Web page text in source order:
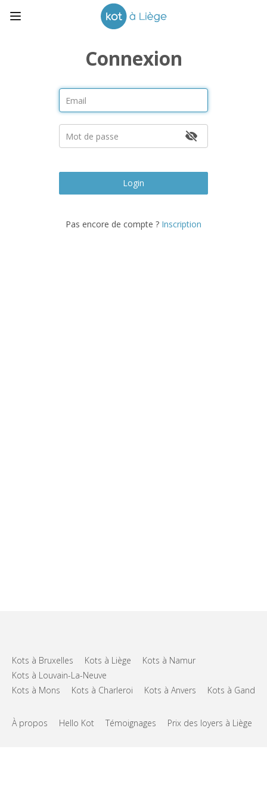
Connexion
Login
Pas encore de compte ? Inscription
Kots à Bruxelles Kots à Liège
Kots à Namur
Kots à Louvain-La-Neuve
Kots à Mons
Kots à Charleroi Kots à Anvers Kots à Gand
À propos Hello Kot Témoignages Prix des loyers à Liège